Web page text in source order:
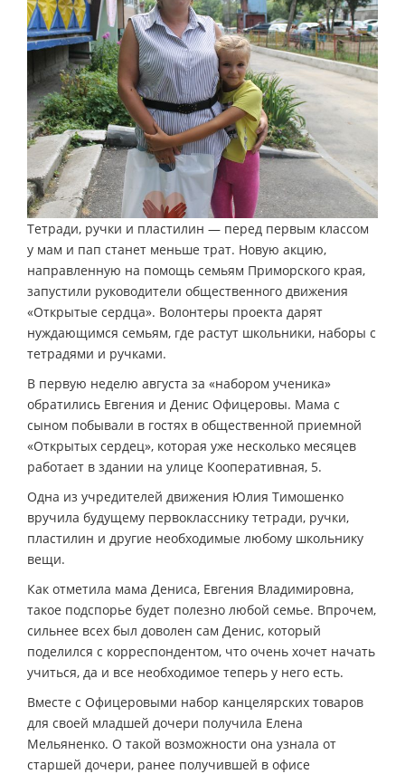
Тетради, ручки и пластилин — перед первым классом
у мам и пап станет меньше трат. Новую акцию,
направленную на помощь семьям Приморского края,
запустили руководители общественного движения
«Открытые сердца». Волонтеры проекта дарят
нуждающимся семьям, где растут школьники, наборы с
тетрадями и ручками.
В первую неделю августа за «набором ученика»
обратились Евгения и Денис Офицеровы. Мама с
сыном побывали в гостях в общественной приемной
«Открытых сердец», которая уже несколько месяцев
работает в здании на улице Кооперативная, 5.
Одна из учредителей движения Юлия Тимошенко
вручила будущему первокласснику тетради, ручки,
пластилин и другие необходимые любому школьнику
вещи.
Как отметила мама Дениса, Евгения Владимировна,
такое подспорье будет полезно любой семье. Впрочем,
сильнее всех был доволен сам Денис, который
поделился с корреспондентом, что очень хочет начать
учиться, да и все необходимое теперь у него есть.
Вместе с Офицеровыми набор канцелярских товаров
для своей младшей дочери получила Елена
Мельяненко. О такой возможности она узнала от
старшей дочери, ранее получившей в офисе